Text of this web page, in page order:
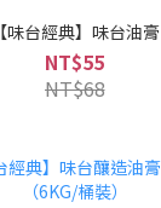
【味台經典】味台油膏
NT$55
NT$68